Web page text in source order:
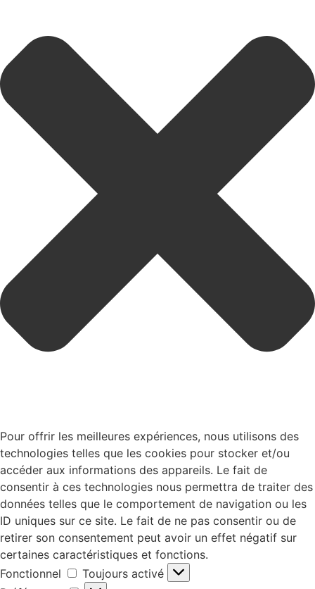
Pour offrir les meilleures expériences, nous utilisons des
technologies telles que les cookies pour stocker et/ou
accéder aux informations des appareils. Le fait de
consentir à ces technologies nous permettra de traiter des
données telles que le comportement de navigation ou les
ID uniques sur ce site. Le fait de ne pas consentir ou de
retirer son consentement peut avoir un effet négatif sur
certaines caractéristiques et fonctions.
Fonctionnel
Toujours activé